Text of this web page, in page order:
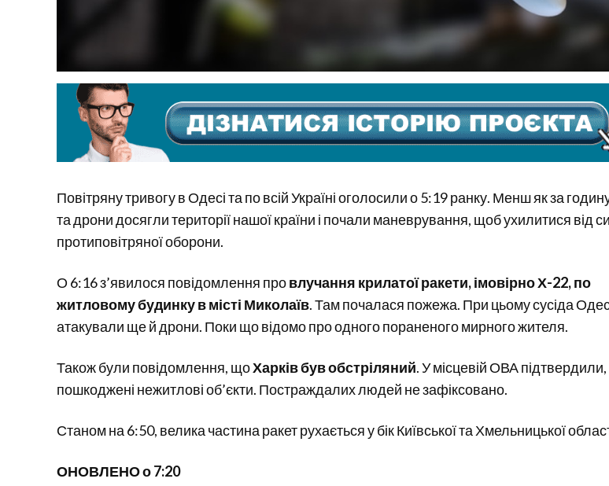
Повітряну тривогу в Одесі та по всій Україні оголосили о 5:19 ранку. Менш як за
та дрони досягли території нашої країни і почали маневрування, щоб ухилитися від
протиповітряної оборони.
О 6:16 з’явилося повідомлення провлучання крилатої ракети, імовірно Х-22, по
житловому будинку в місті Миколаїв. Там почалася пожежа. При цьому сусіда
атакували ще й дрони. Поки що відомо про одного пораненого мирного жителя.
Також були повідомлення, щоХарків був обстріляний. У місцевій ОВА
пошкоджені нежитлові об’єкти. Постраждалих людей не зафіксовано.
Станом на 6:50, велика частина ракет рухається у бік Київської та Хмельницької
ОНОВЛЕНО о 7:20